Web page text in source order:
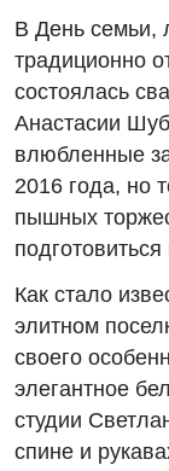
В День семьи,
традиционно
состоялась
Анастасии
влюбленные
2016 года, но
пышных
Как стало
элитном
своего
элегантное
студии
спине и